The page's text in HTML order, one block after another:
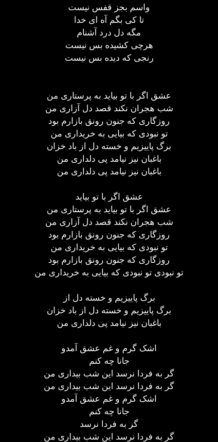
واسم بجز قفس نیست
تا کی بگم آه ای خدا
مگه دل درد آشنام
هرچی کشیده بس نیست
رنجی که دیده بس نیست
عشق اگر با تو بیاید به پرستاری من
شب هجران نکند قصد دل آزاری من
روزگاری که جنون رونق بازارم بود
تو نبودی که بیایی به خریداری من
برگ پاییزیم و خسته دل از باد خزان
باغبان نیز نیامد پی دلداری من
باغبان نیز نیامد پی دلداری من
عشق اگر با تو بیاید
عشق اگر با تو بیاید به پرستاری من
شب هجران نکند قصد دل آزاری من
روزگاری که جنون رونق بازارم بود
تو نبودی که بیایی به خریداری من
روزگاری که جنون رونق بازارم بود
تو نبودی تو نبودی که بیایی به خریداری من
برگ پاییزیم و خسته دل از
برگ پاییزیم و خسته دل از باد خزان
باغبان نیز نیامد پی دلداری من
اشک گرم و غم عشق آمدو
جانا چه کنم
گر به فردا نرسد این شب بیداری من
گر به فردا نرسد این شب بیداری من
اشک گرم و غم عشق آمدو
جانا چه کنم
گر به فردا نرسد
گر به فردا نرسد این شب بیداری من